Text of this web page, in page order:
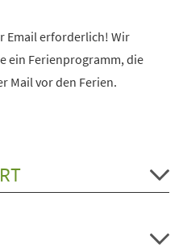
Email erforderlich! Wir
ein Ferienprogramm, die
Mail vor den Ferien.